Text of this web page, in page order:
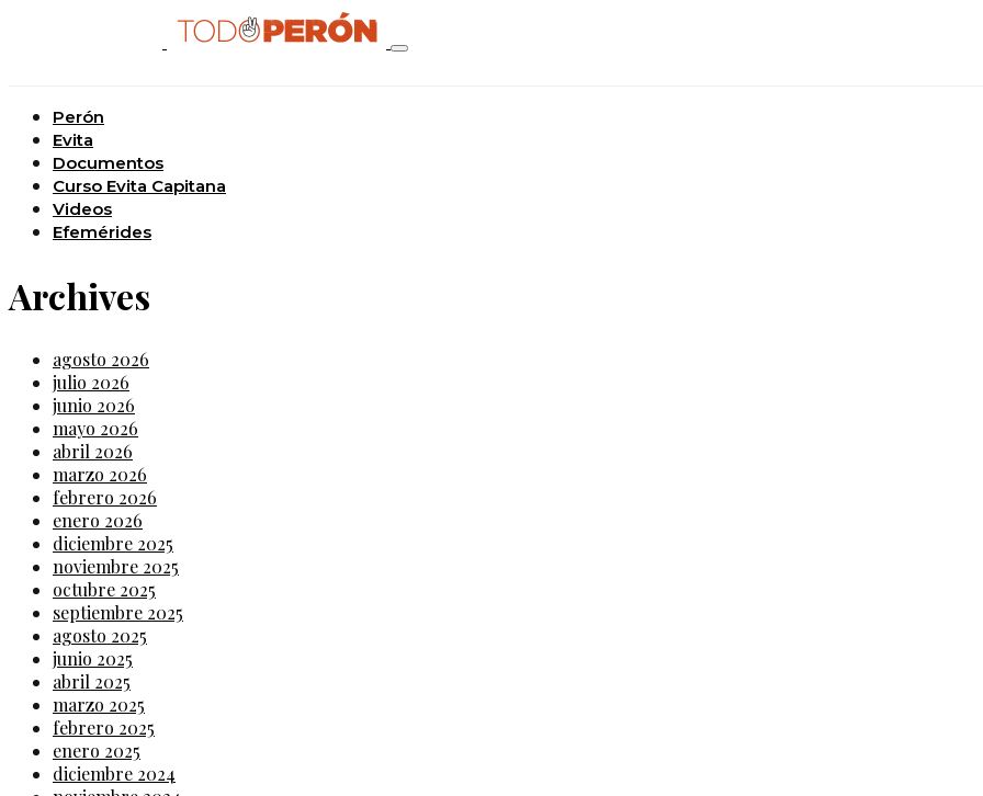
Perón
Evita
Documentos
Curso Evita Capitana
Videos
Efemérides
Archives
agosto 2026
julio 2026
junio 2026
mayo 2026
abril 2026
marzo 2026
febrero 2026
enero 2026
diciembre 2025
noviembre 2025
octubre 2025
septiembre 2025
agosto 2025
junio 2025
abril 2025
marzo 2025
febrero 2025
enero 2025
diciembre 2024